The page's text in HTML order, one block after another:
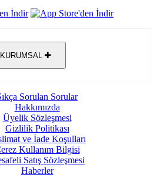
KURUMSAL
Sorulan Sorular
Hakkımızda
Üyelik Sözleşmesi
Gizlilik Politikası
ve İade Koşulları
Kullanım Bilgisi
Satış Sözleşmesi
Haberler